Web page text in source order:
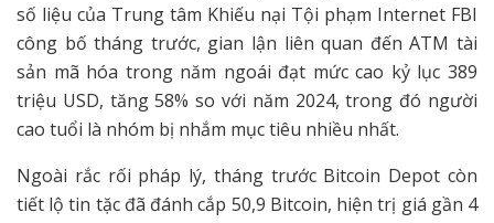
số liệu của Trung tâm Khiếu nại Tội phạm Internet FBI
công bố tháng trước, gian lận liên quan đến ATM tài
sản mã hóa trong năm ngoái đạt mức cao kỷ lục 389
triệu USD, tăng 58% so với năm 2024, trong đó người
cao tuổi là nhóm bị nhắm mục tiêu nhiều nhất.
Ngoài rắc rối pháp lý, tháng trước Bitcoin Depot còn
tiết lộ tin tặc đã đánh cắp 50,9 Bitcoin, hiện trị giá gần 4